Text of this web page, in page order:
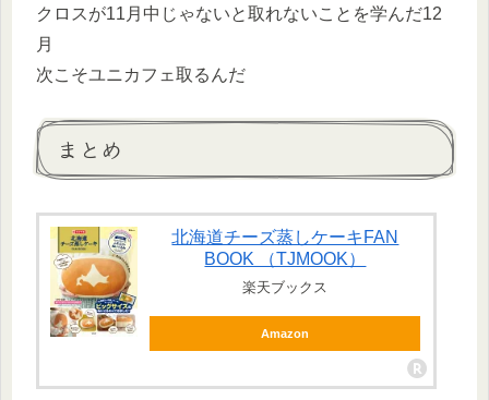
クロスが11月中じゃないと取れないことを学んだ12
月
次こそユニカフェ取るんだ
まとめ
北海道チーズ蒸しケーキFAN
BOOK （TJMOOK）
楽天ブックス
Amazon